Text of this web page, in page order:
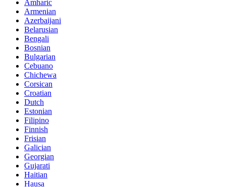
Amharic
Armenian
Azerbaijani
Belarusian
Bengali
Bosnian
Bulgarian
Cebuano
Chichewa
Corsican
Croatian
Dutch
Estonian
Filipino
Finnish
Frisian
Galician
Georgian
Gujarati
Haitian
Hausa